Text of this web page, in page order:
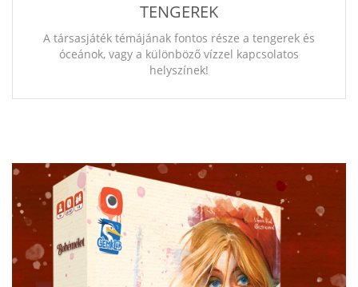
TENGEREK
A társasjáték témájának fontos része a tengerek és
óceánok, vagy a különböző vízzel kapcsolatos
helyszínek!